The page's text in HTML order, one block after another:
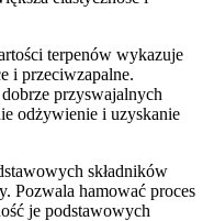
terpenów wykazuje
i przeciwzapalne.
przyswajalnych
odżywienie i uzyskanie
składników
Pozwala hamować proces
je podstawowych